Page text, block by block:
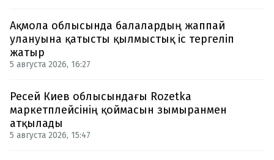
Ақмола облысында балалардың жаппай
улануына қатысты қылмыстық іс тергеліп
жатыр
5 августа 2026, 16:27
Ресей Киев облысындағы Rozetka
маркетплейсінің қоймасын зымыранмен
атқылады
5 августа 2026, 15:47